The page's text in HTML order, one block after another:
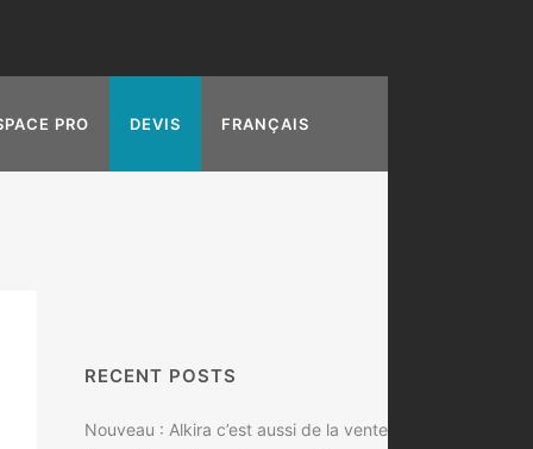
PRO DEVIS FRANÇAIS
RECENT POSTS
Nouveau : Alkira c’est aussi de la vente